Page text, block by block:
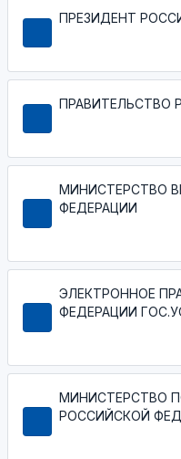
ПРЕЗИДЕНТ
ПРАВИТЕЛЬСТВО
МИНИСТЕРСТВО
ФЕДЕРАЦИИ
ЭЛЕКТРОННОЕ
ФЕДЕРАЦИИ
МИНИСТЕРСТВО
РОССИЙСКОЙ